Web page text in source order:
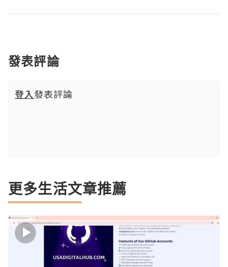
發表評論
登入發表評論
更多生活文章推薦